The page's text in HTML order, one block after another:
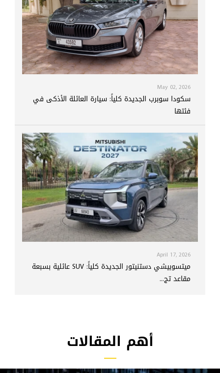
May 02, 2026
سكودا سوبرب الجديدة كلياً: سيارة العائلة الأذكى في
فئتها
April 17, 2026
ميتسوبيشي دستنيتور الجديدة كلياً: SUV عائلية بسبعة
مقاعد تج...
أهم المقالات